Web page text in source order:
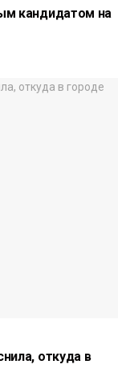
кандидатом на
откуда в